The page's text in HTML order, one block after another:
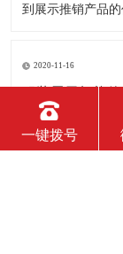
到展示推销产品
陈列展示商品。
2020-11-16
服装展示柜的使
质、不同的结构
一键拨号